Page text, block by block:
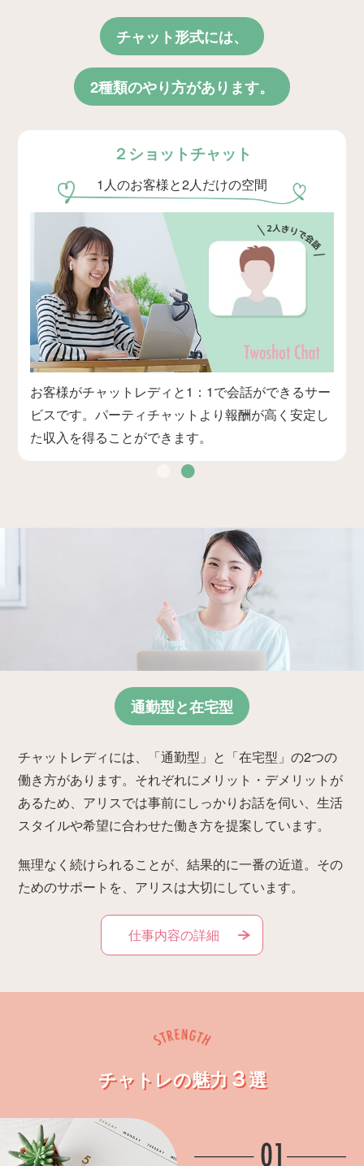
チャット形式には、
2種類のやり方があります。
２ショットチャット
1人のお客様と2人だけの空間
お客様がチャットレディと1：1で会話ができるサー
ビスです。パーティチャットより報酬が高く安定し
た収入を得ることができます。
通勤型と在宅型
チャットレディには、「通勤型」と「在宅型」の2つの
働き方があります。それぞれにメリット・デメリットが
あるため、アリスでは事前にしっかりお話を伺い、生活
スタイルや希望に合わせた働き方を提案しています。
無理なく続けられることが、結果的に一番の近道。その
ためのサポートを、アリスは大切にしています。
仕事内容の詳細
チャトレの魅力３選